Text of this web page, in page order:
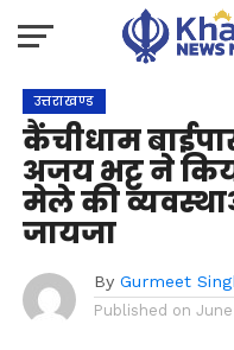
उत्तराखण्ड
कैंचीधाम
अजय भट्ट ने
मेले की
जायजा
By Gurmeet
Published on June